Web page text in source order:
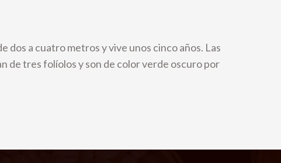
dos a cuatro metros y vive unos cinco años. Las
de tres folíolos y son de color verde oscuro por